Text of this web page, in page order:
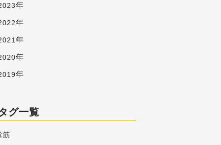
年
年
年
年
年
グ一覧
筋